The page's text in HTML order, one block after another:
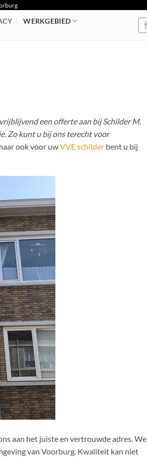
WERKGEBIED
een offerte aan bij Schilder M.
Zo kunt u bij ons terecht voor
ook voor uwVVE schilder bent u bij
aan het juiste en vertrouwde adres. We
van Voorburg. Kwaliteit kan niet